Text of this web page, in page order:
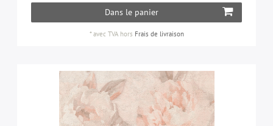
Dans le panier
*avec TVAhors Frais de livraison